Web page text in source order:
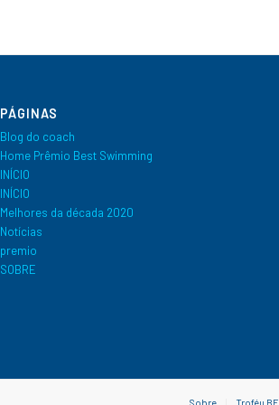
PÁGINAS
Blog do coach
Home Prêmio Best Swimming
INÍCIO
INÍCIO
Melhores da década 2020
Notícias
premio
SOBRE
Sobre Troféu BF